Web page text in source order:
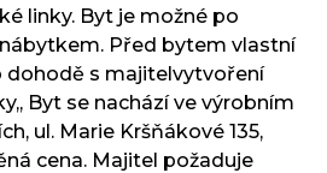
linky. Byt je možné po
Před bytem vlastní
dohodě s majitelvytvoření
Byt se nachází ve výrobním
ul. Marie Kršňákové 135,
cena. Majitel požaduje